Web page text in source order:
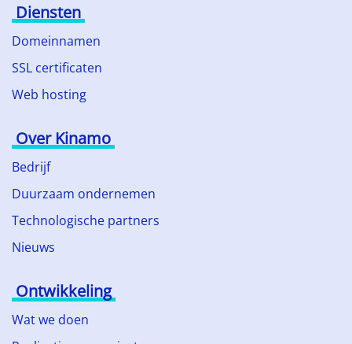
Diensten
Domeinnamen
SSL certificaten
Web hosting
Over Kinamo
Bedrijf
Duurzaam ondernemen
Technologische partners
Nieuws
Ontwikkeling
Wat we doen